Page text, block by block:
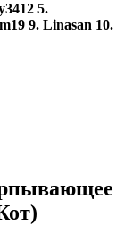
5.
9. Linasan 10.